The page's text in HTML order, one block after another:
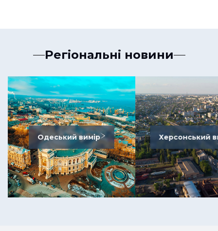
Регіональні новини
Одеський вимір Херсонський